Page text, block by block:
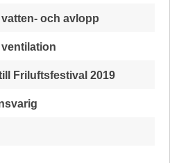
och avlopp
Friluftsfestival 2019